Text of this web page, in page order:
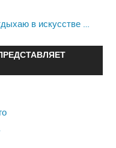
в искусстве …